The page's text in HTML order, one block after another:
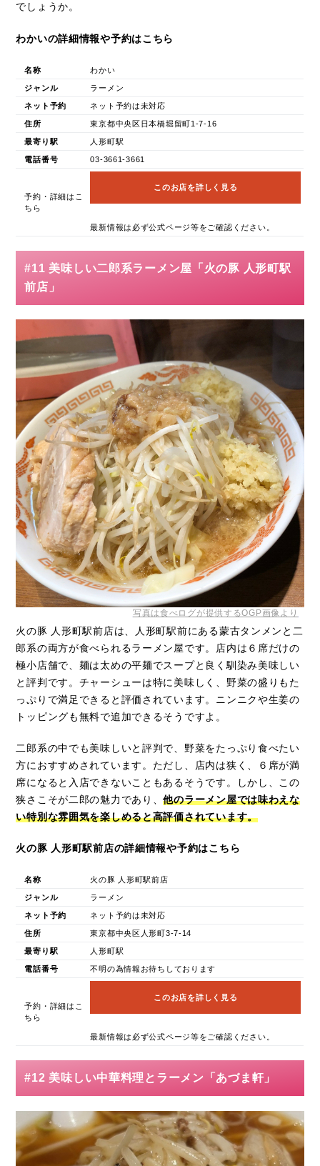
でしょうか。
わかいの詳細情報や予約はこちら
名称 わかい
ジャンル ラーメン
ネット予約 ネット予約は未対応
住所 東京都中央区日本橋堀留町1-7-16
最寄り駅 人形町駅
電話番号 03-3661-3661
予約・詳細はこ
ちら
このお店を詳しく見る
最新情報は必ず公式ページ等をご確認ください。
#11 美味しい二郎系ラーメン屋「火の豚 人形町駅
前店」
写真は食べログが提供するOGP画像より
火の豚 人形町駅前店は、人形町駅前にある蒙古タンメンと二
郎系の両方が食べられるラーメン屋です。店内は６席だけの
極小店舗で、麺は太めの平麺でスープと良く馴染み美味しい
と評判です。チャーシューは特に美味しく、野菜の盛りもた
っぷりで満足できると評価されています。ニンニクや生姜の
トッピングも無料で追加できるそうですよ。
二郎系の中でも美味しいと評判で、野菜をたっぷり食べたい
方におすすめされています。ただし、店内は狭く、６席が満
席になると入店できないこともあるそうです。しかし、この
狭さこそが二郎の魅力であり、他のラーメン屋では味わえな
い特別な雰囲気を楽しめると高評価されています。
火の豚 人形町駅前店の詳細情報や予約はこちら
名称 火の豚 人形町駅前店
ジャンル ラーメン
ネット予約 ネット予約は未対応
住所 東京都中央区人形町3-7-14
最寄り駅 人形町駅
電話番号 不明の為情報お待ちしております
予約・詳細はこ
ちら
このお店を詳しく見る
最新情報は必ず公式ページ等をご確認ください。
#12 美味しい中華料理とラーメン「あづま軒」